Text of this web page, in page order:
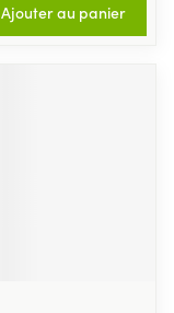
Ajouter au panier